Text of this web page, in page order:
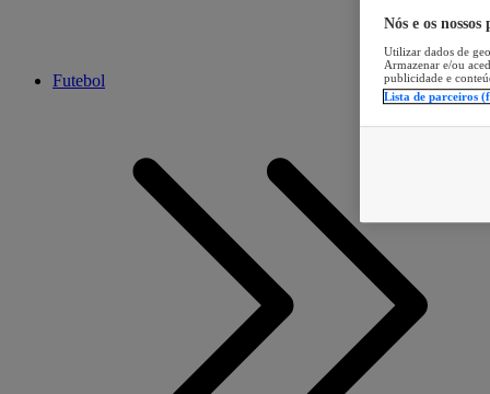
Futebol
Nós e os
Utilizar dados de
Armazenar e/ou
publicidade e
Lista de parceiros